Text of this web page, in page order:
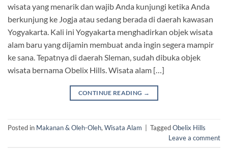
wisata yang menarik dan wajib Anda kunjungi ketika Anda
berkunjung ke Jogja atau sedang berada di daerah kawasan
Yogyakarta. Kali ini Yogyakarta menghadirkan objek wisata
alam baru yang dijamin membuat anda ingin segera mampir
ke sana. Tepatnya di daerah Sleman, sudah dibuka objek
wisata bernama Obelix Hills. Wisata alam […]
CONTINUE READING →
Posted in Makanan & Oleh-Oleh,Wisata Alam TaggedObelix Hills
Leave a comment